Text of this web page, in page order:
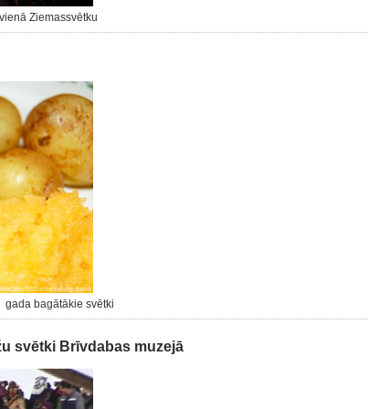
Ziemassvētku
gada bagātākie svētki
svētki Brīvdabas muzejā